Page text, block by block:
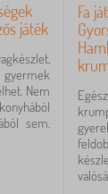
játék
Nem
sem.
Fa